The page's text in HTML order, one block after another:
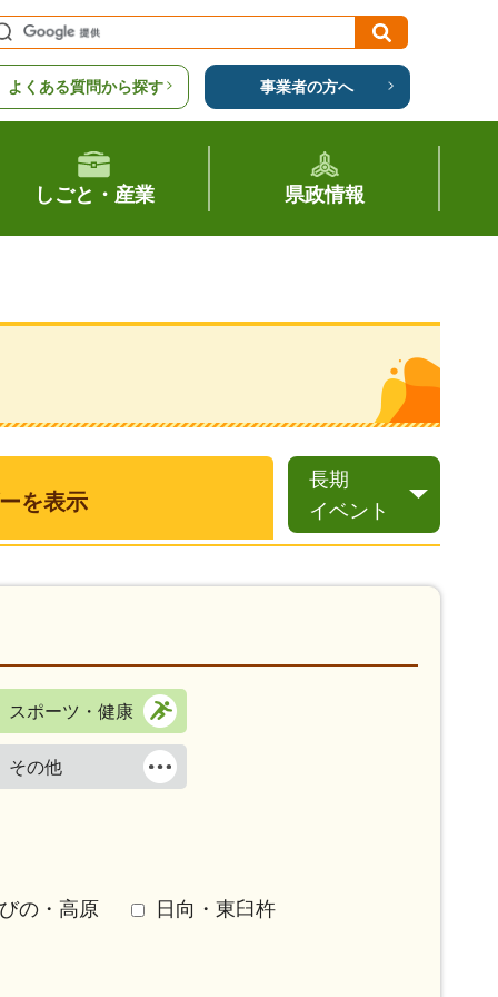
よくある質問から探す 事業者の方へ
しごと・産業 県政情報
を表示
長期
イベント
スポーツ・健康
その他
の・高原 日向・東臼杵